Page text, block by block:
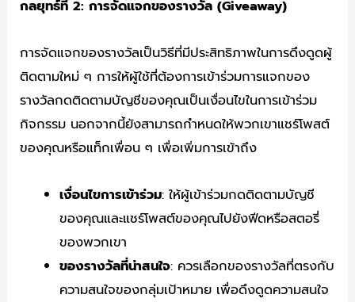
กลยุทธ์ที่ 2:การจัดแจกของรางวัล (Giveaway)
การจัดแจกของรางวัลเป็นวิธีที่มีประสิทธิภาพในการดึงดูดผู้
ติดตามใหม่ ๆ การให้ผู้ใช้ที่ต้องการเข้าร่วมการแจกของ
รางวัลกดติดตามบัญชีของคุณเป็นเงื่อนไขในการเข้าร่วม
กิจกรรม นอกจากนี้ยังสามารถกำหนดให้พวกเขาแชร์โพสต์
ของคุณหรือแท็กเพื่อน ๆ เพื่อเพิ่มการเข้าถึง
เงื่อนไขการเข้าร่วม: ให้ผู้เข้าร่วมกดติดตามบัญชี
ของคุณและแชร์โพสต์ของคุณไปยังฟีดหรือสตอรี่
ของพวกเขา
ของรางวัลที่น่าสนใจ: ควรเลือกของรางวัลที่ตรงกับ
ความสนใจของกลุ่มเป้าหมาย เพื่อดึงดูดความสนใจ